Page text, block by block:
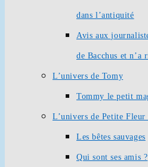
dans l’antiquité
Avis aux
de Bacchus et n’a
L’univers de Tomy
Tommy le petit
L’univers de Petite Fleur
Les bêtes sauvages
Qui sont ses amis ?